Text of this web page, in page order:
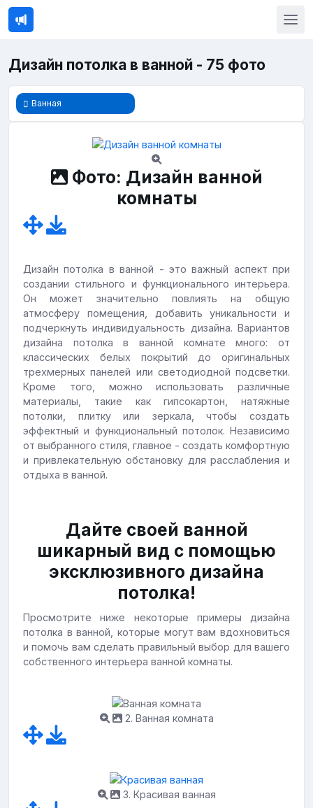
Дизайн потолка в ванной - 75 фото
Ванная
Фото: Дизайн ванной
комнаты
Дизайн потолка в ванной - это важный аспект при
создании стильного и функционального интерьера.
Он может значительно повлиять на общую
атмосферу помещения, добавить уникальности и
подчеркнуть индивидуальность дизайна. Вариантов
дизайна потолка в ванной комнате много: от
классических белых покрытий до оригинальных
трехмерных панелей или светодиодной подсветки.
Кроме того, можно использовать различные
материалы, такие как гипсокартон, натяжные
потолки, плитку или зеркала, чтобы создать
эффектный и функциональный потолок. Независимо
от выбранного стиля, главное - создать комфортную
и привлекательную обстановку для расслабления и
отдыха в ванной.
Дайте своей ванной
шикарный вид с помощью
эксклюзивного дизайна
потолка!
Просмотрите ниже некоторые примеры дизайна
потолка в ванной, которые могут вам вдохновиться
и помочь вам сделать правильный выбор для вашего
собственного интерьера ванной комнаты.
2. Ванная комната
3. Красивая ванная